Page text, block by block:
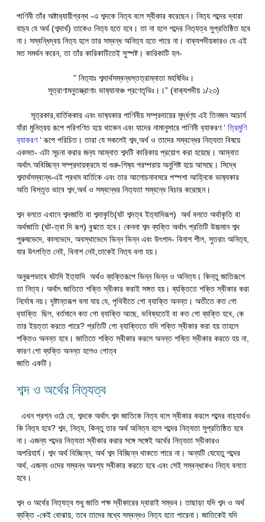
পাণিনী তাঁর অষ্টাধ‍্যায়ীগ্রন্থ -এ শব্দকে নিত্য বলে স্বীকার করেছেন। নিত‍্য শব্দের দ্বারা
বাচ‍্য যে অর্থ (শব্দার্থ) তাকেও নিত‍্য হতে হবে। তা না হলে শব্দের নিত‍্যত্ব সুপ্রতিষ্ঠিত হবে
না। সম্বন্ধিদ্বয় নিত‍্য হলে তার সম্বন্ধ অনিত‍্য হতে পারে না। বাক্যপদীয়কারও যে এই
মত সমর্থন করেন, তা তাঁর কারিকাটিতেই সুস্পষ্ট। কারিকাটি হল-
” নিত‍্যাঃ শব্দার্থসম্বন্ধস্তত্রাম্নাতা মহষিভিঃ।
সূত্রাণামনুতস্ত্রাণাং ভাষ‍্যানাঞ্চ প্রণেতৃভিঃ।।” (বাক‍্যপদীয় ১/২৩)
সূত্রকার,বার্তিককার এবং ভাষ‍্যকার পাণিনীয় সম্প্রদায়ের মূর্দ্ধণ‍্য এই তিনজন আচার্য
যাঁরা মুনিত্রয় রূপে পরিগণিত হয়ে থাকেন এবং যাদের নামানুসারে পাণিনী ব‍্যাকরণ ‘ ত্রিমুণি
ব‍্যাকরণ‘ রূপে পরিচিত। তারা যে সকলেই শব্দ,অর্থ ও তাদের সম্বন্ধের নিত‍্যতা বিষয়ে
একমত- এটা সূচনা করার জন‍্য আম্নাত শব্দটি কারিকায় প্রয়োগ করা হয়েছে। আম্নাত
অর্থাৎ অবিচ্ছিন্ন সম্প্রদায়ক্রমে যা গুরু-শিষ‍্য পরম্পরায় অনুশিষ্ট হয়ে আসছে। সিদ্ধে
শব্দার্থসম্বন্ধে-এই প্রথম বার্তিকে এবং তার আলোচনাবসরে পস্পশা আহ্নিকে ভাষ‍্যকার
অতি বিস্তৃত ভাবে শব্দ,অর্থ ও সম্বন্ধের নিত‍্যতা সম্বন্ধে বিচার করেছেন।
শব্দ বলতে এখানে শব্দজাতি বা শব্দাকৃতি(ঘট শব্দত্ব ইত‍‍্যাদিরূপ) অর্থ বলতে অর্থাকৃতি বা
অর্থজাতি (ঘট-ত্বা দি রূপ) বুঝতে হবে। কেননা শব্দ ব্যক্তি অর্থাৎ প্রতিটি উচ্চমান শব্দ
পুরুষভেদে, কালভেদে, অবস্থাভেদে ভিন্ন ভিন্ন এবং উৎপাদ- বিনাশ শীল, সুতরাং অনিত‍্য,
যার উৎপত্তি নেই, বিনাশ নেই,তাকেই নিত‍্য বলা হয়।
অনুরূপভাবে ঘটাদি ইত‍্যাদি অর্থও ব্যক্তিরূপে ভিন্ন ভিন্ন ও অনিত্য। কিন্তু জাতিরূপে
তা নিত্য। অর্থাৎ জাতিতে শক্তি স্বীকার করাই সঙ্গত হয়। ব্যক্তিতে শক্তি স্বীকার করা
নির্দোষ নয়। দৃষ্টান্তরূপ বলা যায় যে, পৃথিবীতে গো ব‍্যাক্তি অনন্ত। অতীতে কত গো
ব‍্যাক্তি ছিল, বর্তমানে কত গো ব‍্যাক্তি আছে, ভবিষ্যতেই বা কত গো ব্যক্তি হবে, কে
তার ইয়ত্তা করতে পারে? প্রতিটি গো ব‍্যাক্তিতে যদি শক্তি স্বীকার করা হয় তাহলে
শক্তিও অনন্ত হবে। জাতিতে শক্তি স্বীকার করলে অনন্ত শক্তি স্বীকার করতে হয় না,
কারণ গো ব্যক্তি অনন্ত হলেও গোত্ব
জাতি একটি।
শব্দ ও অর্থের নিত‍্যত্ব
এখন প্রশ্ন ওঠে যে, শব্দকে অর্থাৎ শব্দ জাতিকে নিত্য বলে স্বীকার করলে শব্দের বাচ‍্যার্থও
কি নিত‍্য হবে? শব্দ, নিত‍্য, কিন্তু তার অর্থ অনিত্য হলে শব্দের নিত্যতা সুপ্রতিষ্ঠিত হবে
না। এজন্য শব্দের নিত্যতা স্বীকার করার সঙ্গে সঙ্গেই অর্থের নিত্যতা স্বীকারও
অপরিহার্য। শব্দ অর্থ বিচ্ছিন্ন, অর্থ শব্দ বিচ্ছিন্ন থাকতে পারে না। অন্যটি যেহেতু শব্দের
অর্থ, এজন্য ওদের সম্বন্ধ অবশ্য স্বীকার করতে হবে এবং সেই সম্বন্ধকেও নিত‍্য বলতে
হবে।
শব্দ ও অর্থের নিত‍্যত্ব শুধু জাতি পক্ষ স্বীকারের দ্বারাই সম্ভব। তাছাড়া যদি শব্দ ও অর্থ
ব্যক্তি -কেই বোঝায়, তবে তাদের মধ্যে সম্বন্ধও নিত‍্য হতে পারেনা। জাতিকেই যদি